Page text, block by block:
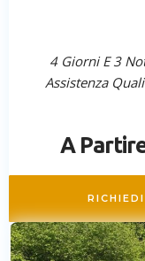
4 Giorni E 3
Assistenza
A